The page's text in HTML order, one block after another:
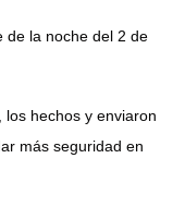
de la noche del 2 de
hechos y enviaron
más seguridad en